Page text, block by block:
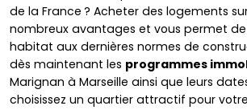
de la France ? Acheter des logements
nombreux avantages et vous permet de
habitat aux dernières normes de
dès maintenant les programmes
Marignan à Marseille ainsi que leurs
choisissez un quartier attractif pour